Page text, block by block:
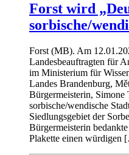
Forst wird
sorbische/
Forst (MB). Am
Landesbeauftragten für
im Ministerium für
Landes Brandenburg,
Bürgermeisterin, Simone
sorbische/wendische
Siedlungsgebiet der
Bürgermeisterin
Plakette einen würdigen